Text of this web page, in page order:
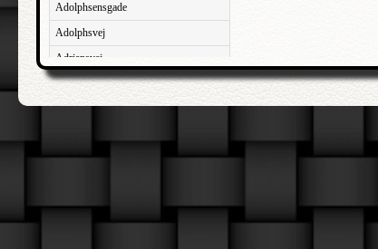
Adolphsensgade
Adolphsvej
Adriansvej
Aftenbakken
Agavevej
Agermosen
Agersøgade